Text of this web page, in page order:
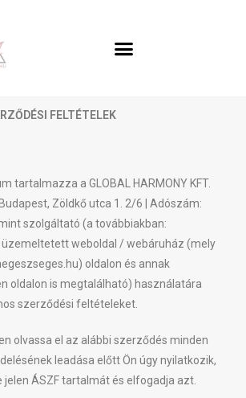
FELTÉTELEK
tartalmazza a GLOBAL HARMONY KFT.
Zöldkő utca 1. 2/6 | Adószám:
szolgáltató (a továbbiakban:
weboldal / webáruház (mely
oldalon és annak
oldalon is megtalálható) használatára
szerződési feltételeket.
olvassa el az alábbi szerződés minden
leadása előtt Ön úgy nyilatkozik,
jelen ÁSZF tartalmát és elfogadja azt.